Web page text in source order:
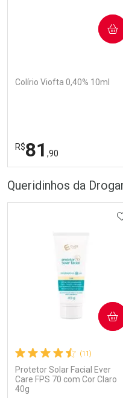
Colírio Viofta 0,40% 10ml
R$81 ,90
COMPRAR
Ativar Desconto
Comprar sem Desconto
Queridinhos da
(11)
Protetor Solar Facial Ever
Care FPS 70 com Cor Claro
40g
COMPRAR